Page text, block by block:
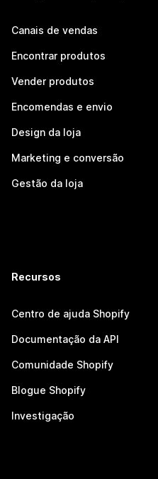
Canais de vendas
Encontrar produtos
Vender produtos
Encomendas e envio
Design da loja
Marketing e conversão
Gestão da loja
Recursos
Centro de ajuda Shopify
Documentação da API
Comunidade Shopify
Blogue Shopify
Investigação